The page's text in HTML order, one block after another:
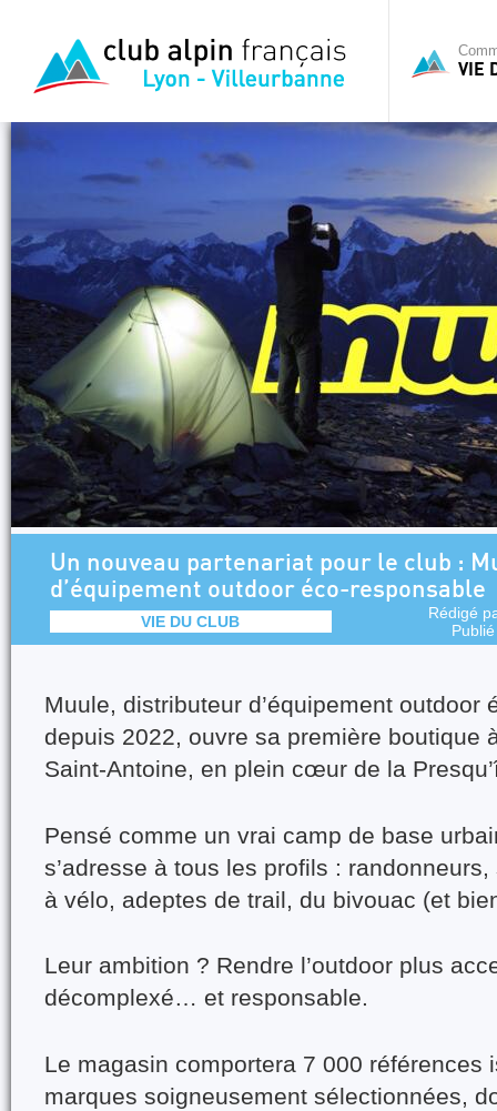
VIE
Un nouveau partenariat pour le club :
d’équipement outdoor éco-responsable
VIE DU CLUB
Rédigé
Muule, distributeur d’équipement outdoor
depuis 2022, ouvre sa première boutique
Saint-Antoine, en plein cœur de la
Pensé comme un vrai camp de base
s’adresse à tous les profils :
à vélo, adeptes de trail, du bivouac (et
Leur ambition ? Rendre l’outdoor plus
décomplexé… et responsable.
Le magasin comportera 7 000 références
marques soigneusement sélectionnées,